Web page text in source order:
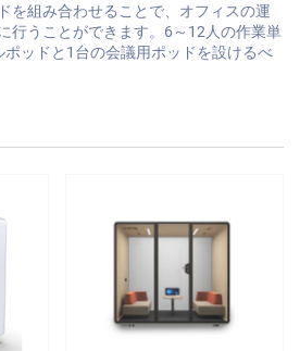
を組み合わせることで、オフィスの運
行うことができます。6～12人の作業単
ッドと1台の会議用ポッドを設けるべ